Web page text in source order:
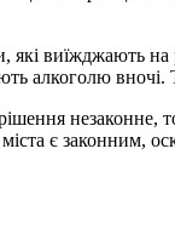
які виїжджають
алкоголю
незаконне,
є законним,